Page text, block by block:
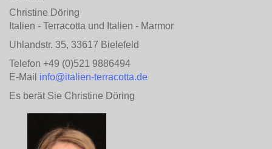
Christine Döring
Italien - Terracotta und Italien - Marmor
Uhlandstr. 35, 33617 Bielefeld
Telefon +49 (0)521 9886494
E-Mail info@italien-terracotta.de
Es berät Sie Christine Döring